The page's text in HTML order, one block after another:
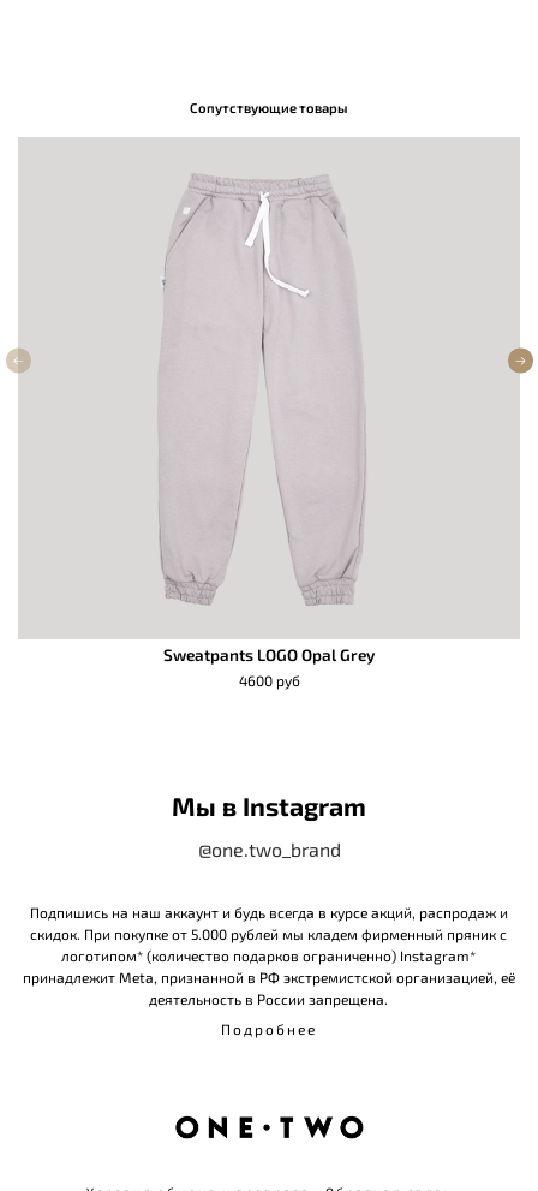
Сопутствующие товары
Sweatpants LOGO Opal Grey
4600 руб
Мы в Instagram
@one.two_brand
Подпишись на наш аккаунт и будь всегда в курсе акций, распродаж и
скидок. При покупке от 5.000 рублей мы кладем фирменный пряник с
логотипом* (количество подарков ограниченно) Instagram*
принадлежит Meta, признанной в РФ экстремистской организацией, её
деятельность в России запрещена.
Подробнее